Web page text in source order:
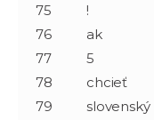
75
!
76
ak
77
5
78
chcieť
79
slovenský